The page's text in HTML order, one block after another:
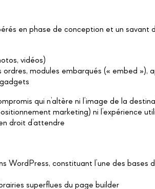
en phase de conception et un savant
vidéos)
modules embarqués (« embed »),
qui n’altère ni l’image de la
marketing) ni l’expérience
droit d’attendre
WordPress, constituant l’une des bases
superflues du page builder